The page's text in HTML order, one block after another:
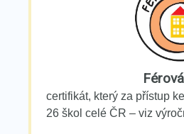
certifikát, který za přístup
26 škol celé ČR – viz